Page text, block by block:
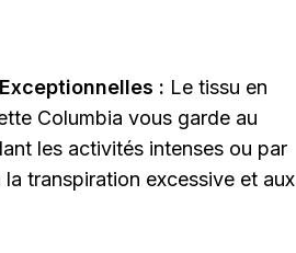
: Le tissu en
Columbia vous garde au
les activités intenses ou par
transpiration excessive et aux